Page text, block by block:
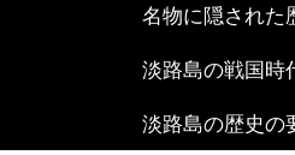
名物に隠された
淡路島の戦国時
淡路島の歴史の